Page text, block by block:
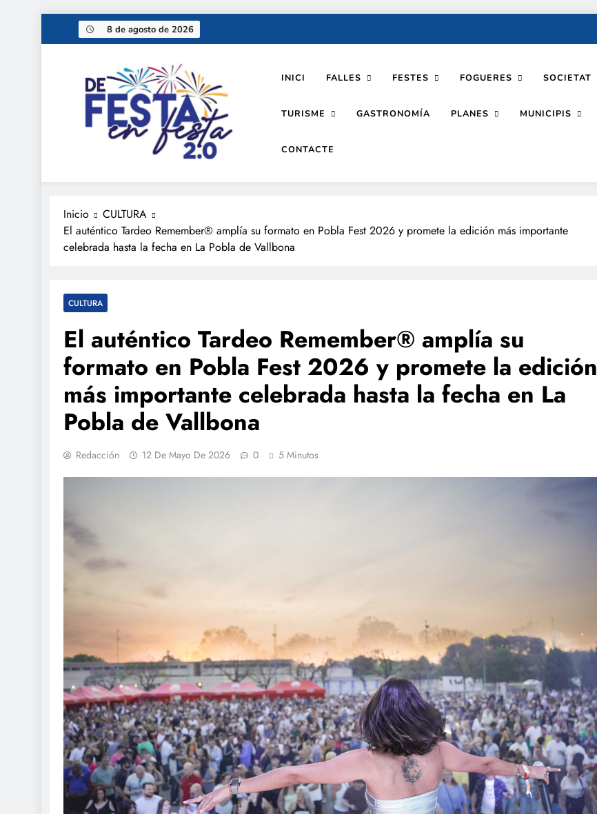
8 de agosto de 2026
De festa en festa 2.0
INICI FALLES FESTES FOGUERES SOCIETAT
TURISME GASTRONOMÍA PLANES MUNICIPIS
CONTACTE
Inicio
CULTURA
El auténtico Tardeo Remember® amplía su formato en Pobla Fest 2026 y promete la edición más importante
celebrada hasta la fecha en La Pobla de Vallbona
CULTURA
El auténtico Tardeo Remember® amplía su
formato en Pobla Fest 2026 y promete la edición
más importante celebrada hasta la fecha en La
Pobla de Vallbona
Redacción 12 De Mayo De 2026 0 5 Minutos